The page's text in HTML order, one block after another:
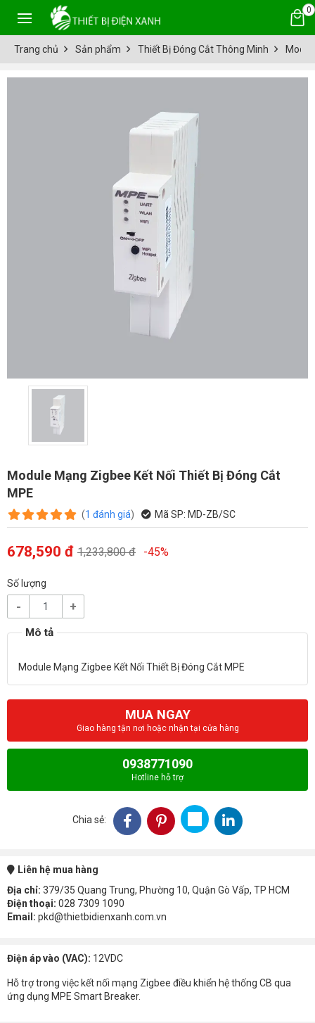
0
Trang chủ Sản phẩm Thiết Bị Đóng Cắt Thông Minh
Module Mạng Zigbee Kết Nối Thiết Bị Đóng Cắt
MPE
(1 đánh giá) Mã SP: MD-ZB/SC
678,590 đ 1,233,800 đ -45%
Số lượng
- +
MUA NGAY
Giao hàng tận nơi hoặc nhận tại cửa hàng
0938771090
Hotline hỗ trợ
Chia sẻ:
Liên hệ mua hàng
Địa chỉ: 379/35 Quang Trung, Phường 10, Quận Gò Vấp, TP HCM
Điện thoại: 028 7309 1090
Email: pkd@thietbidienxanh.com.vn
Điện áp vào (VAC): 12VDC
Hỗ trợ trong việc kết nối mạng Zigbee điều khiển hệ thống CB qua
ứng dụng MPE Smart Breaker.